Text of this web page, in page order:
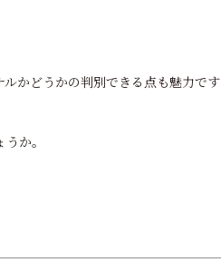
かどうかの判別できる点も魅力です
か。